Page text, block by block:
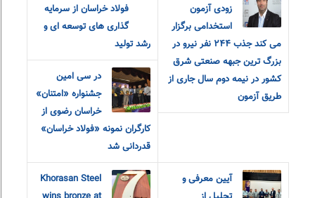
زودی آزمون
استخدامی برگزار
می کند جذب ٢۴۴ نفر نیرو در
بزرگ ترین جبهه صنعتی شرق
کشور در نیمه دوم سال جاری از
طریق آزمون
فولاد خراسان از سرمایه
گذاری های توسعه ای و
رشد تولید
در سی امین
جشنواره «امتنان»
خراسان رضوی از
کارگران نمونه «فولاد خراسان»
قدردانی شد
آیین معرفی و
Khorasan Steel